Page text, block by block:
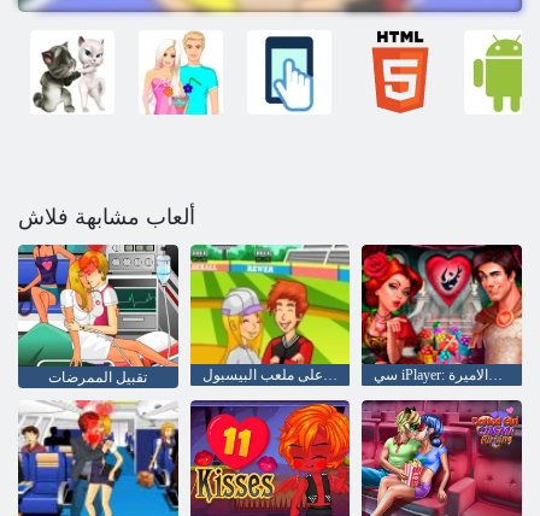
ألعاب مشابهة فلاش
تقبيل الممرضات التقبيل على ملعب البيسبول سي iPlayer: الإخلاص: فرسان والاميرة